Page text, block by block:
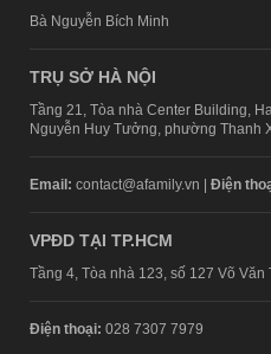
Bà Nguyễn Bích Minh
TRỤ SỞ HÀ NỘI
Tầng 21, Tòa nhà Center Building,
Nguyễn Huy Tưởng, phường Thanh
Email: contact@afamily.vn | Điện
VPĐD TẠI TP.HCM
Tầng 4, Tòa nhà 123, số 127 Võ
Điện thoại: 028 7307 7979